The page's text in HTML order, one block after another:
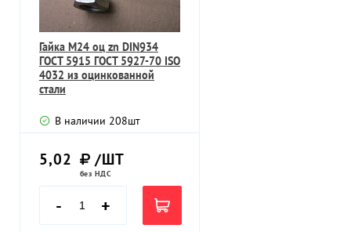
Гайка M24 оц zn DIN934
ГОСТ 5915 ГОСТ 5927-70 ISO
4032 из оцинкованной
стали
В наличии 208шт
5,02 /ШТ
без НДС
- +